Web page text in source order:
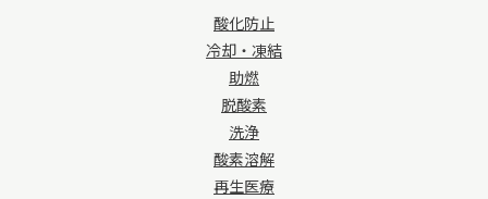
酸化防止
冷却・凍結
助燃
脱酸素
洗浄
酸素溶解
再生医療